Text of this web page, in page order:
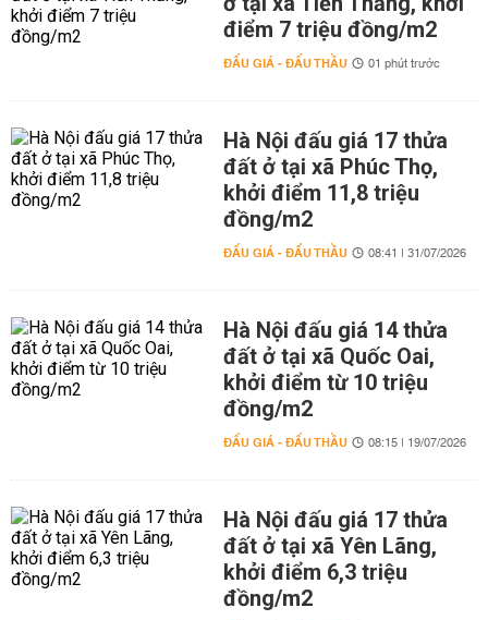
điểm 7 triệu đồng/m2
ĐẤU GIÁ - ĐẤU THẦU 01 phút trước
Hà Nội đấu giá 17 thửa
đất ở tại xã Phúc Thọ,
khởi điểm 11,8 triệu
đồng/m2
ĐẤU GIÁ - ĐẤU THẦU 08:41 | 31/07/2026
Hà Nội đấu giá 14 thửa
đất ở tại xã Quốc Oai,
khởi điểm từ 10 triệu
đồng/m2
ĐẤU GIÁ - ĐẤU THẦU 08:15 | 19/07/2026
Hà Nội đấu giá 17 thửa
đất ở tại xã Yên Lãng,
khởi điểm 6,3 triệu
đồng/m2